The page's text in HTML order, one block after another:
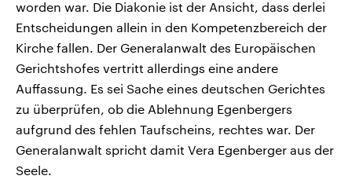
worden war. Die Diakonie ist der Ansicht, dass derlei
Entscheidungen allein in den Kompetenzbereich der
Kirche fallen. Der Generalanwalt des Europäischen
Gerichtshofes vertritt allerdings eine andere
Auffassung. Es sei Sache eines deutschen Gerichtes
zu überprüfen, ob die Ablehnung Egenbergers
aufgrund des fehlen Taufscheins, rechtes war. Der
Generalanwalt spricht damit Vera Egenberger aus der
Seele.